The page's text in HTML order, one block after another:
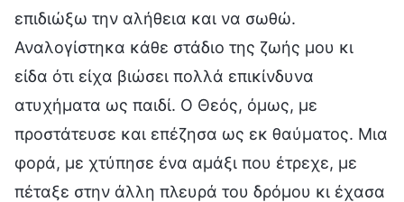
επιδιώξω την αλήθεια και να σωθώ.
Αναλογίστηκα κάθε στάδιο της ζωής μου κι
είδα ότι είχα βιώσει πολλά επικίνδυνα
ατυχήματα ως παιδί. Ο Θεός, όμως, με
προστάτευσε και επέζησα ως εκ θαύματος. Μια
φορά, με χτύπησε ένα αμάξι που έτρεχε, με
πέταξε στην άλλη πλευρά του δρόμου κι έχασα